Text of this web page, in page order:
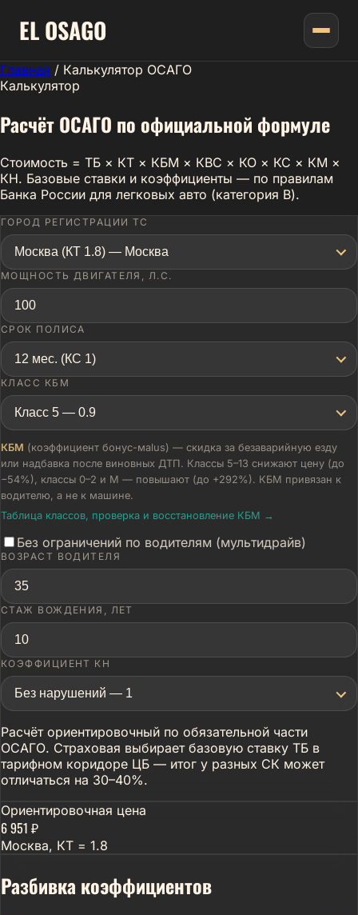
ELOSAGO
Главная / Калькулятор ОСАГО
Калькулятор
Расчёт ОСАГО по официальной формуле
Стоимость = ТБ × КТ × КБМ × КВС × КО × КС × КМ ×
КН. Базовые ставки и коэффициенты — по правилам
Банка России для легковых авто (категория B).
ГОРОД РЕГИСТРАЦИИ ТС
Москва (КТ 1.8) — Москва
МОЩНОСТЬ ДВИГАТЕЛЯ, Л.С.
СРОК ПОЛИСА
12 мес. (КС 1)
КЛАСС КБМ
Класс 5 — 0.9
КБМ (коэффициент бонус-мalus) — скидка за безаварийную езду
или надбавка после виновных ДТП. Классы 5–13 снижают цену (до
−54%), классы 0–2 и М — повышают (до +292%). КБМ привязан к
водителю, а не к машине.
Таблица классов, проверка и восстановление КБМ →
Без ограничений по водителям (мультидрайв)
ВОЗРАСТ ВОДИТЕЛЯ
СТАЖ ВОЖДЕНИЯ, ЛЕТ
КОЭФФИЦИЕНТ КН
Без нарушений — 1
Расчёт ориентировочный по обязательной части
ОСАГО. Страховая выбирает базовую ставку ТБ в
тарифном коридоре ЦБ — итог у разных СК может
отличаться на 30–40%.
Ориентировочная цена
6 951 ₽
Москва, КТ = 1.8
Разбивка коэффициентов